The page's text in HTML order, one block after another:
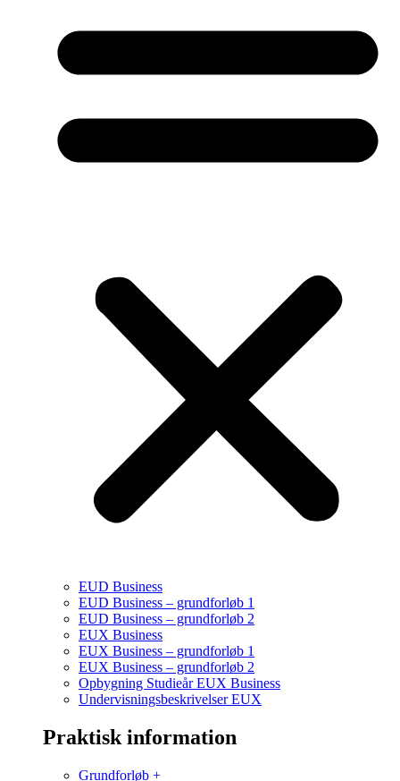
EUD Business
EUD Business – grundforløb 1
EUD Business – grundforløb 2
EUX Business
EUX Business – grundforløb 1
EUX Business – grundforløb 2
Opbygning Studieår EUX Business
Undervisningsbeskrivelser EUX
Praktisk information
Grundforløb +